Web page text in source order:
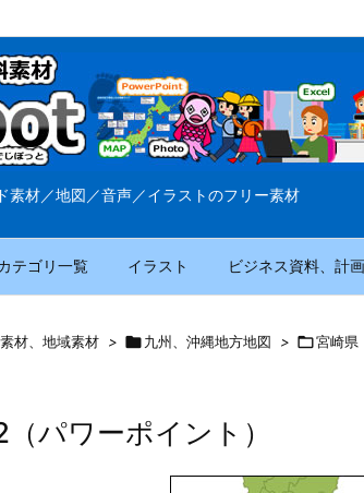
素材／地図／音声／イラストのフリー素材
テゴリ一覧 イラスト ビジネス資料、計
材、地域素材 > 九州、沖縄地方地図 > 宮崎県
パワーポイント）